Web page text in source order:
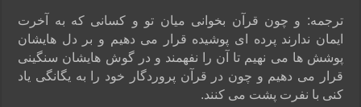
ترجمه: و چون قرآن بخوانى میان تو و کسانى که به آخرت
ایمان ندارند پرده‏ اى پوشیده قرار مى‏ دهیم و بر دل هایشان
پوشش ها مى ‏نهیم تا آن را نفهمند و در گوش هایشان سنگینى
قرار مى‏ دهیم و چون در قرآن پروردگار خود را به یگانگى یاد
کنى با نفرت پشت مى کنند.